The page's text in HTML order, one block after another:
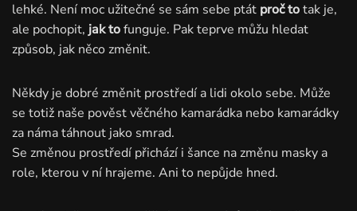
lehké. Není moc užitečné se sám sebe ptát proč totak je,
ale pochopit, jak tofunguje. Pak teprve můžu hledat
způsob, jak něco změnit.
Někdy je dobré změnit prostředí a lidi okolo sebe. Může
se totiž naše pověst věčného kamarádka nebo kamarádky
za náma táhnout jako smrad.
Se změnou prostředí přichází i šance na změnu masky a
role, kterou v ní hrajeme. Ani to nepůjde hned.